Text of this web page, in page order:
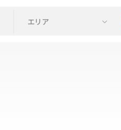
エリア